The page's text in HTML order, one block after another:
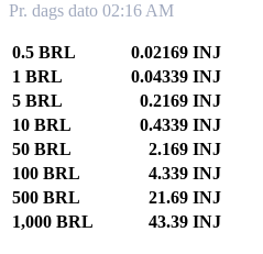
Pr. dags dato 02:16 AM
0.5 BRL
0.02169 INJ
1 BRL
0.04339 INJ
5 BRL
0.2169 INJ
10 BRL
0.4339 INJ
50 BRL
2.169 INJ
100 BRL
4.339 INJ
500 BRL
21.69 INJ
1,000 BRL
43.39 INJ